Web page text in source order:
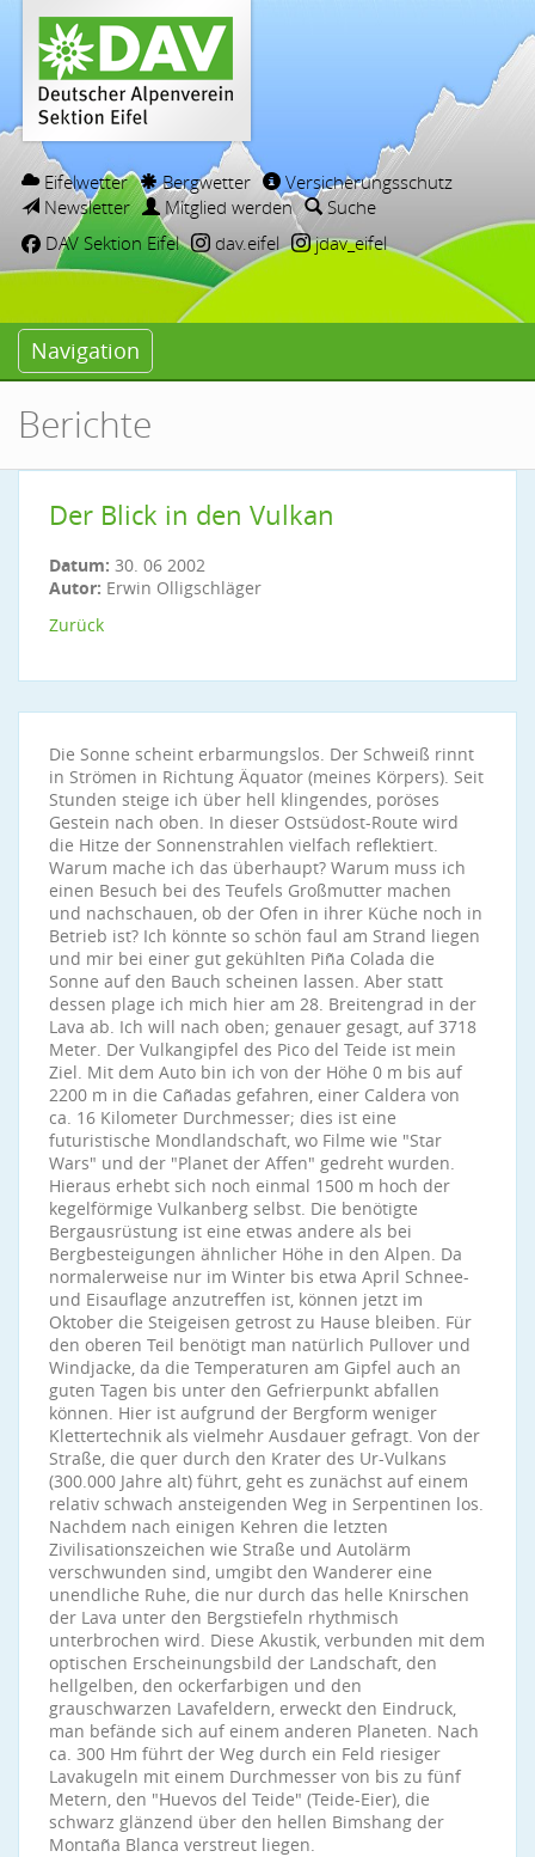
Eifelwetter Bergwetter
Versicherungsschutz
Newsletter
Mitglied werden
Suche
DAV Sektion Eifel
dav.eifel jdav_eifel
Navigation
Berichte
Der Blick in den Vulkan
Datum: 30. 06 2002
Autor: Erwin Olligschläger
Zurück
Die Sonne scheint erbarmungslos. Der Schweiß rinnt
in Strömen in Richtung Äquator (meines Körpers). Seit
Stunden steige ich über hell klingendes, poröses
Gestein nach oben. In dieser Ostsüdost-Route wird
die Hitze der Sonnenstrahlen vielfach reflektiert.
Warum mache ich das überhaupt? Warum muss ich
einen Besuch bei des Teufels Großmutter machen
und nachschauen, ob der Ofen in ihrer Küche noch in
Betrieb ist? Ich könnte so schön faul am Strand liegen
und mir bei einer gut gekühlten Piña Colada die
Sonne auf den Bauch scheinen lassen. Aber statt
dessen plage ich mich hier am 28. Breitengrad in der
Lava ab. Ich will nach oben; genauer gesagt, auf 3718
Meter. Der Vulkangipfel des Pico del Teide ist mein
Ziel. Mit dem Auto bin ich von der Höhe 0 m bis auf
2200 m in die Cañadas gefahren, einer Caldera von
ca. 16 Kilometer Durchmesser; dies ist eine
futuristische Mondlandschaft, wo Filme wie "Star
Wars" und der "Planet der Affen" gedreht wurden.
Hieraus erhebt sich noch einmal 1500 m hoch der
kegelförmige Vulkanberg selbst. Die benötigte
Bergausrüstung ist eine etwas andere als bei
Bergbesteigungen ähnlicher Höhe in den Alpen. Da
normalerweise nur im Winter bis etwa April Schnee-
und Eisauflage anzutreffen ist, können jetzt im
Oktober die Steigeisen getrost zu Hause bleiben. Für
den oberen Teil benötigt man natürlich Pullover und
Windjacke, da die Temperaturen am Gipfel auch an
guten Tagen bis unter den Gefrierpunkt abfallen
können. Hier ist aufgrund der Bergform weniger
Klettertechnik als vielmehr Ausdauer gefragt. Von der
Straße, die quer durch den Krater des Ur-Vulkans
(300.000 Jahre alt) führt, geht es zunächst auf einem
relativ schwach ansteigenden Weg in Serpentinen los.
Nachdem nach einigen Kehren die letzten
Zivilisationszeichen wie Straße und Autolärm
verschwunden sind, umgibt den Wanderer eine
unendliche Ruhe, die nur durch das helle Knirschen
der Lava unter den Bergstiefeln rhythmisch
unterbrochen wird. Diese Akustik, verbunden mit dem
optischen Erscheinungsbild der Landschaft, den
hellgelben, den ockerfarbigen und den
grauschwarzen Lavafeldern, erweckt den Eindruck,
man befände sich auf einem anderen Planeten. Nach
ca. 300 Hm führt der Weg durch ein Feld riesiger
Lavakugeln mit einem Durchmesser von bis zu fünf
Metern, den "Huevos del Teide" (Teide-Eier), die
schwarz glänzend über den hellen Bimshang der
Montaña Blanca verstreut liegen.